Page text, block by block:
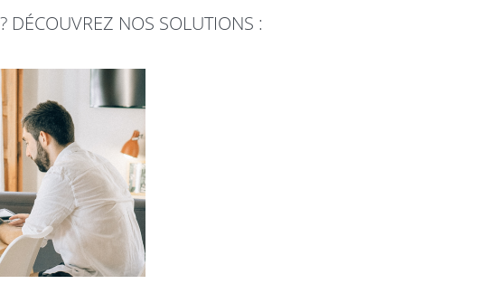
DÉCOUVREZ NOS SOLUTIONS :